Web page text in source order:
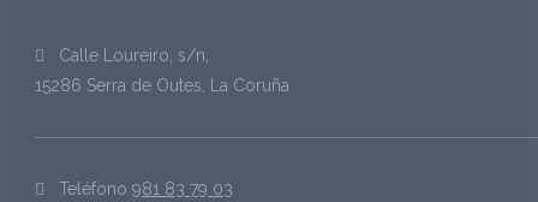
Calle Loureiro, s/n,
15286 Serra de Outes, La Coruña
Teléfono 981 83 79 03